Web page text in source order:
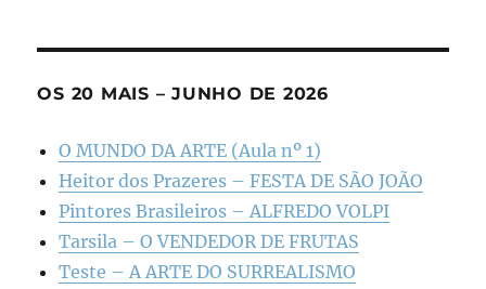
OS 20 MAIS – JUNHO DE 2026
O MUNDO DA ARTE (Aula nº 1)
Heitor dos Prazeres – FESTA DE SÃO JOÃO
Pintores Brasileiros – ALFREDO VOLPI
Tarsila – O VENDEDOR DE FRUTAS
Teste – A ARTE DO SURREALISMO